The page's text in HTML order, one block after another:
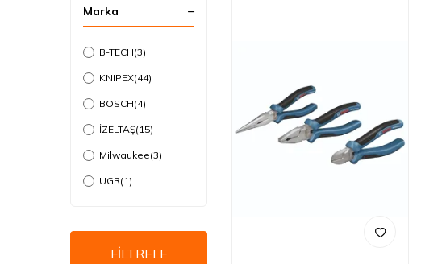
Marka
B-TECH(3)
KNIPEX(44)
BOSCH(4)
İZELTAŞ(15)
Milwaukee(3)
UGR(1)
FİLTRELE